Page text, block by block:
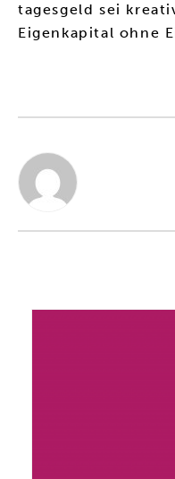
tagesgeld sei
Eigenkapital ohne